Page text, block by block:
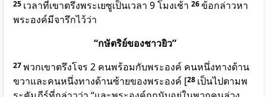
25 เวลาที่เขาตรึงพระเยซูเป็นเวลา 9 โมงเช้า 26ข้อกล่าวหา
พระองค์มีจารึกไว้ว่า
“กษัตริย์ของชาวยิว”
27พวกเขาตรึงโจร 2 คนพร้อมกับพระองค์ คนหนึ่งทางด้าน
ขวาและคนหนึ่งทางด้านซ้ายของพระองค์ [28 เป็นไปตามพ